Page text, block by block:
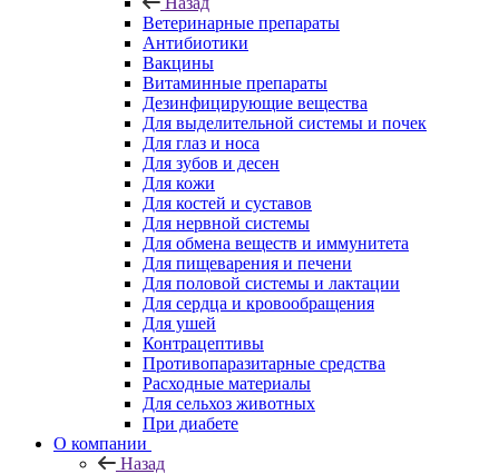
Ветеринарные препараты
Антибиотики
Вакцины
Витаминные препараты
Дезинфицирующие вещества
Для выделительной системы и почек
Для глаз и носа
Для зубов и десен
Для кожи
Для костей и суставов
Для нервной системы
Для обмена веществ и иммунитета
Для пищеварения и печени
Для половой системы и лактации
Для сердца и кровообращения
Для ушей
Контрацептивы
Противопаразитарные средства
Расходные материалы
Для сельхоз животных
При диабете
О компании
Назад